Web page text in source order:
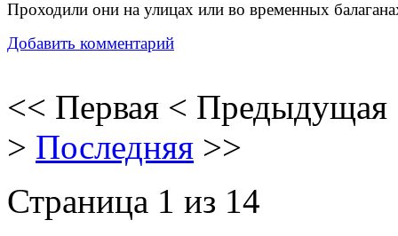
Проходили они на улицах или во временных
Добавить комментарий
<< Первая < Предыдущая
> Последняя >>
Страница 1 из 14